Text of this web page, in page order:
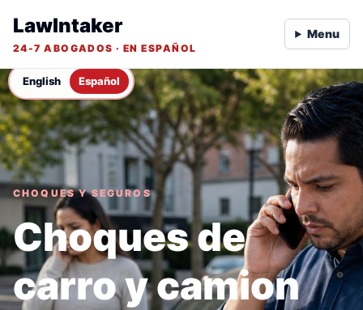
English Español
LawIntaker
24-7 ABOGADOS · EN ESPAÑOL
Menu
CHOQUES Y SEGUROS
Choques de
carro y camion